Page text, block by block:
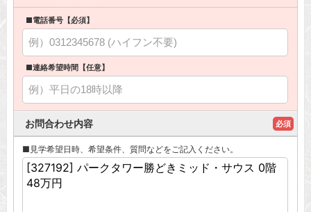
■電話番号【必須】
■連絡希望時間【任意】
お問合わせ内容 必須
■見学希望日時、希望条件、質問などをご記入ください。